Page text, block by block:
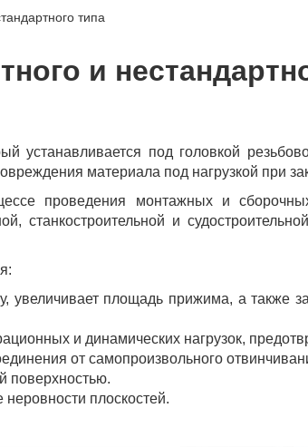
типа
и
устанавливается под головкой
материала под нагрузкой при
проведения монтажных и
станкостроительной и
увеличивает площадь прижима, а также
и динамических нагрузок,
от самопроизвольного
поверхностью.
неровности плоскостей.